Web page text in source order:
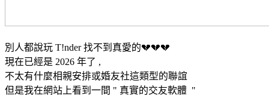
別人都說玩 T!nder 找不到真愛的💔💔💔
現在已經是 2026 年了 ,
不太有什麼相親安排或婚友社這類型的聯誼
但是我在網站上看到一間 " 真實的交友軟體 "